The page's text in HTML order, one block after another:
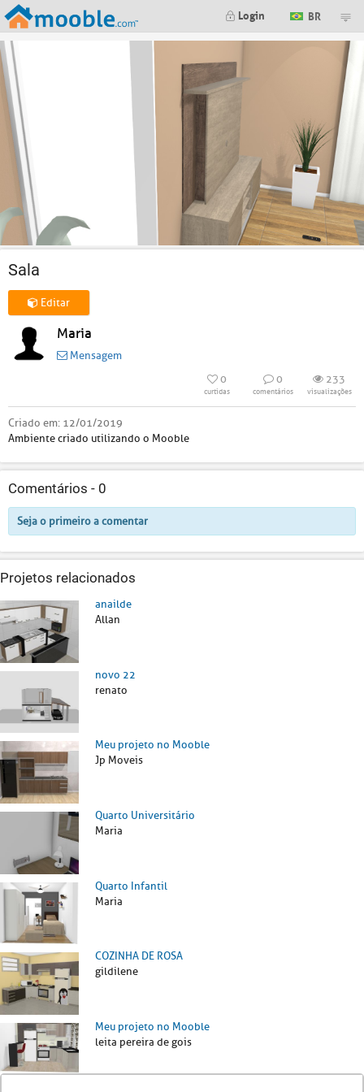
Login BR
Sala
Editar
Maria
Mensagem
0
curtidas
0
comentários
233
visualizações
Criado em: 12/01/2019
Ambiente criado utilizando o Mooble
Comentários - 0
Seja o primeiro a comentar
Projetos relacionados
anailde
Allan
novo 22
renato
Meu projeto no Mooble
Jp Moveis
Quarto Universitário
Maria
Quarto Infantil
Maria
COZINHA DE ROSA
gildilene
Meu projeto no Mooble
leita pereira de gois